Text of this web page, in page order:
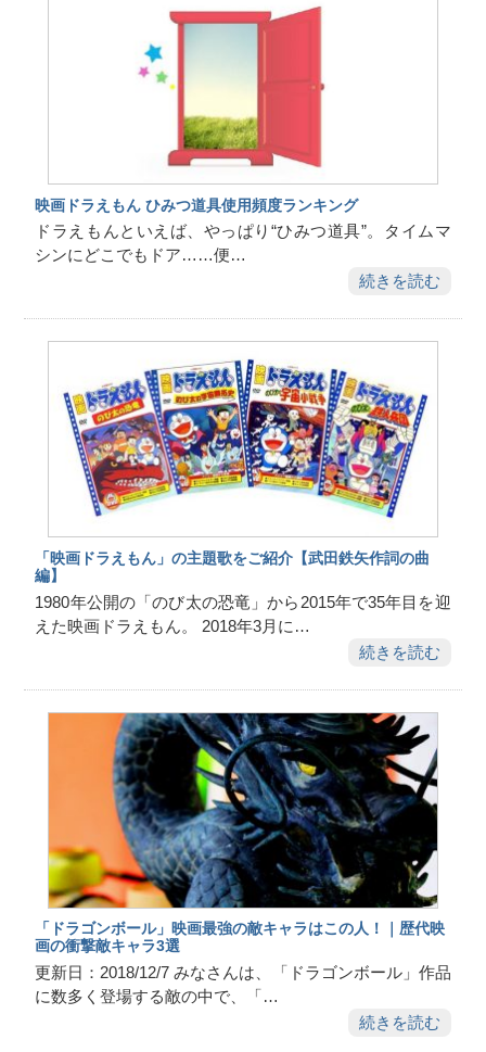
映画ドラえもん ひみつ道具使用頻度ランキング
ドラえもんといえば、やっぱり“ひみつ道具”。タイムマ
シンにどこでもドア……便…
続きを読む
「映画ドラえもん」の主題歌をご紹介【武田鉄矢作詞の曲
編】
1980年公開の「のび太の恐竜」から2015年で35年目を迎
えた映画ドラえもん。 2018年3月に…
続きを読む
「ドラゴンボール」映画最強の敵キャラはこの人！｜歴代映
画の衝撃敵キャラ3選
更新日：2018/12/7 みなさんは、「ドラゴンボール」作品
に数多く登場する敵の中で、「…
続きを読む